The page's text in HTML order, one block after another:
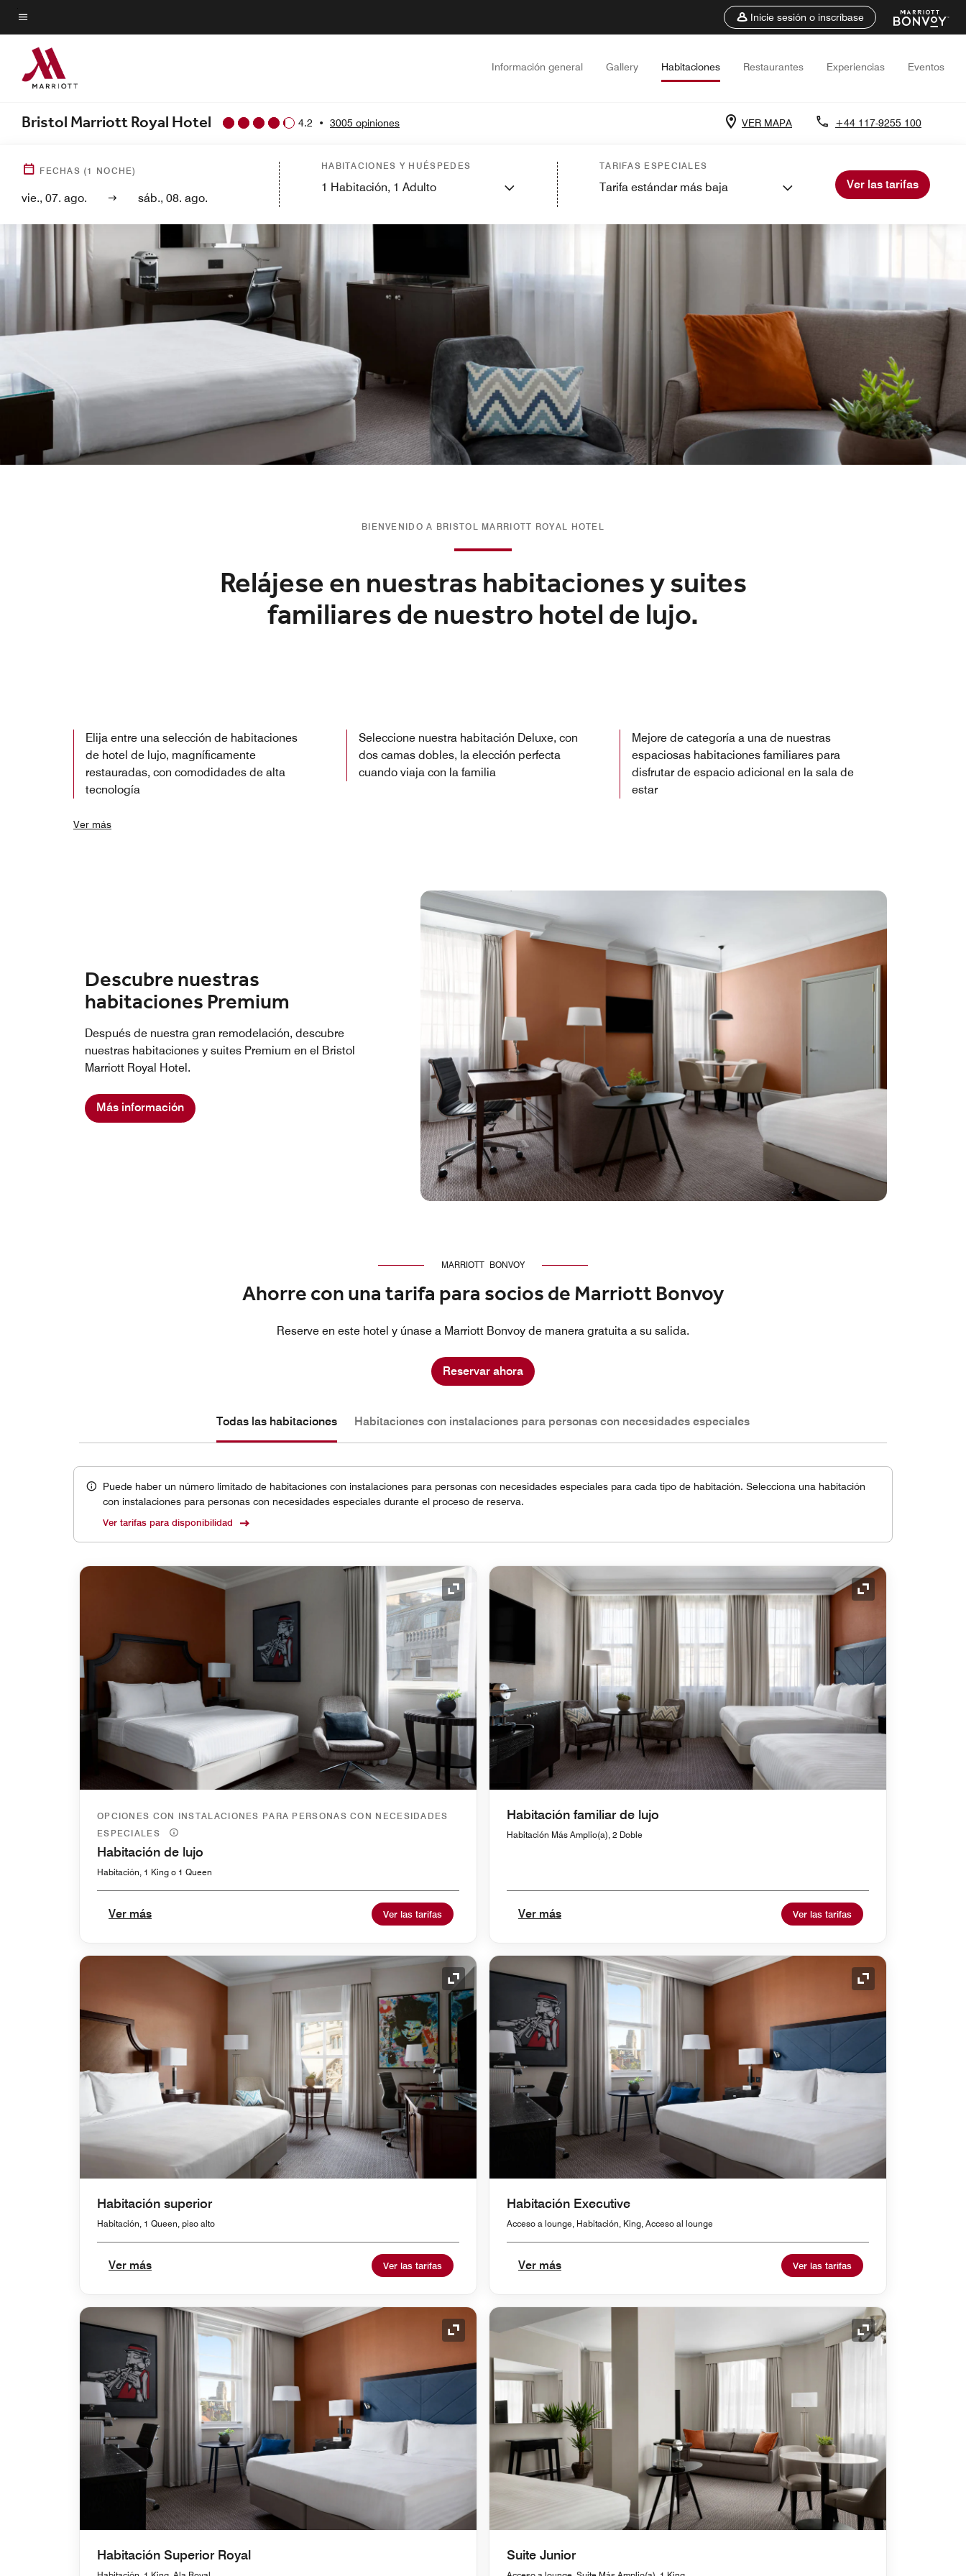
Skip
to
main
content
Texto del menú
Inicie sesión o inscríbase
Información general Gallery Habitaciones Restaurantes Experiencias Eventos
Bristol Marriott Royal Hotel 4.2 • 3005 opiniones VER MAPA +44 117-9255 100
FECHAS (1 NOCHE)
vie., 07. ago. sáb., 08. ago.
HABITACIONES Y HUÉSPEDES
1 Habitación, 1 Adulto
TARIFAS ESPECIALES
Tarifa estándar más baja Ver las tarifas
BIENVENIDO A BRISTOL MARRIOTT ROYAL HOTEL
Relájese en nuestras habitaciones y suites
familiares de nuestro hotel de lujo.
Elija entre una selección de habitaciones
de hotel de lujo, magníficamente
restauradas, con comodidades de alta
tecnología
Seleccione nuestra habitación Deluxe, con
dos camas dobles, la elección perfecta
cuando viaja con la familia
Mejore de categoría a una de nuestras
espaciosas habitaciones familiares para
disfrutar de espacio adicional en la sala de
estar
Ver más
Descubre nuestras
habitaciones Premium
Después de nuestra gran remodelación, descubre
nuestras habitaciones y suites Premium en el Bristol
Marriott Royal Hotel.
Más información
MARRIOTT BONVOY
Ahorre con una tarifa para socios de Marriott Bonvoy
Reserve en este hotel y únase a Marriott Bonvoy de manera gratuita a su salida.
Reservar ahora
Todas las habitaciones Habitaciones con instalaciones para personas con necesidades especiales
Puede haber un número limitado de habitaciones con instalaciones para personas con necesidades especiales para cada tipo de habitación. Selecciona una habitación
con instalaciones para personas con necesidades especiales durante el proceso de reserva.
Ver tarifas para disponibilidad
Icono de expansión
OPCIONES CON INSTALACIONES PARA PERSONAS CON NECESIDADES
ESPECIALES
Habitación de lujo
Habitación, 1 King o 1 Queen
Ver más Ver las tarifas
Icono de expansión
Habitación familiar de lujo
Habitación Más Amplio(a), 2 Doble
Ver más Ver las tarifas
Icono de expansión
Habitación superior
Habitación, 1 Queen, piso alto
Ver más Ver las tarifas
Icono de expansión
Habitación Executive
Acceso a lounge, Habitación, King, Acceso al lounge
Ver más Ver las tarifas
Icono de expansión
Habitación Superior Royal
Icono de expansión
Suite Junior